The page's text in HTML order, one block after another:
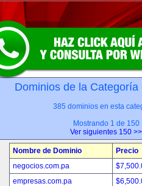
Dominios de la
385 dominios en esta
Mostrando 1 de 150
Ver siguientes 150 >>
Nombre de Dominio
Precio
negocios.com.pa
empresas.com.pa